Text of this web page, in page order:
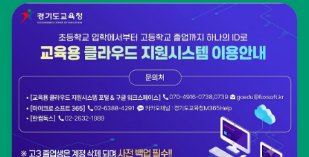
6학년 어린이날 체육대회 행사
존
이
존
지
다
음